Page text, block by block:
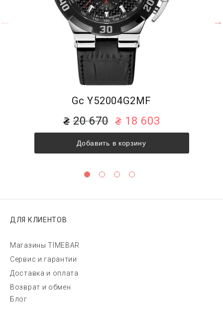
Gc Y52004G2MF
20 670 18 603
Добавить в корзину
ДЛЯ КЛИЕНТОВ
Магазины TIMEBAR
Сервис и гарантии
Доставка и оплата
Возврат и обмен
Блог